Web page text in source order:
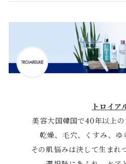
トロイア
美容大国韓国で40年以上
乾燥、毛穴、くすみ、
その肌悩みは決して生まれ